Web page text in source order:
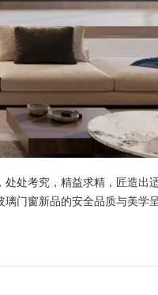
处考究，精益求精，匠造出
门窗新品的安全品质与美学呈